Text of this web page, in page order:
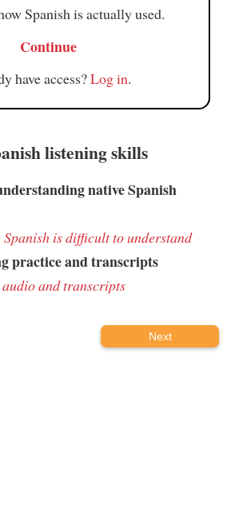
Spanish is actually used.
Continue
have access?Log in.
listening skills
native Spanish
Spanish is difficult to understand
practice and transcripts
and transcripts
Next